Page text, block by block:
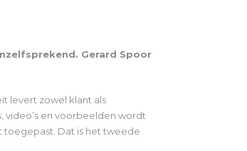
Gerard Spoor
levert zowel klant als
video’s en voorbeelden wordt
toegepast. Dat is het tweede